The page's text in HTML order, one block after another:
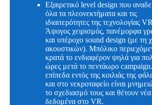
Εξαιρετικό level design που
όλα τα πλεονεκτήματα και τις
ιδιαιτερότητες της τεχνολογίας
Άψογος χειρισμός, πανέμορφα
και υπέροχο sound design (με τη
ακουστικών). Μπόλικο
κρατά το ενδιαφέρον ψηλά για
ώρες μετά το πεντάωρο
επίπεδα εντός της κοιλιάς της
και στο νεκροταφείο είναι
το σχεδιασμό τους και θέτουν νέα
δεδομένα στο VR.